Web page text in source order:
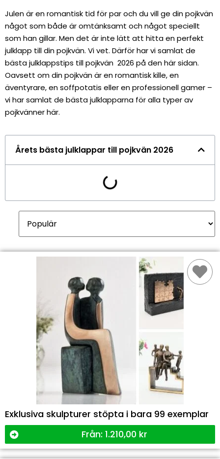
Julen är en romantisk tid för par och du vill ge din pojkvän
något som både är omtänksamt och något speciellt
som han gillar. Men det är inte lätt att hitta en perfekt
julklapp till din pojkvän. Vi vet. Därför har vi samlat de
bästa julklappstips till pojkvän 2026 på den här sidan.
Oavsett om din pojkvän är en romantisk kille, en
äventyrare, en soffpotatis eller en professionell gamer –
vi har samlat de bästa julklapparna för alla typer av
pojkvänner här.
Årets bästa julklappar till pojkvän 2026
Exklusiva skulpturer stöpta i bara 99 exemplar
Från: 1.210,00 kr